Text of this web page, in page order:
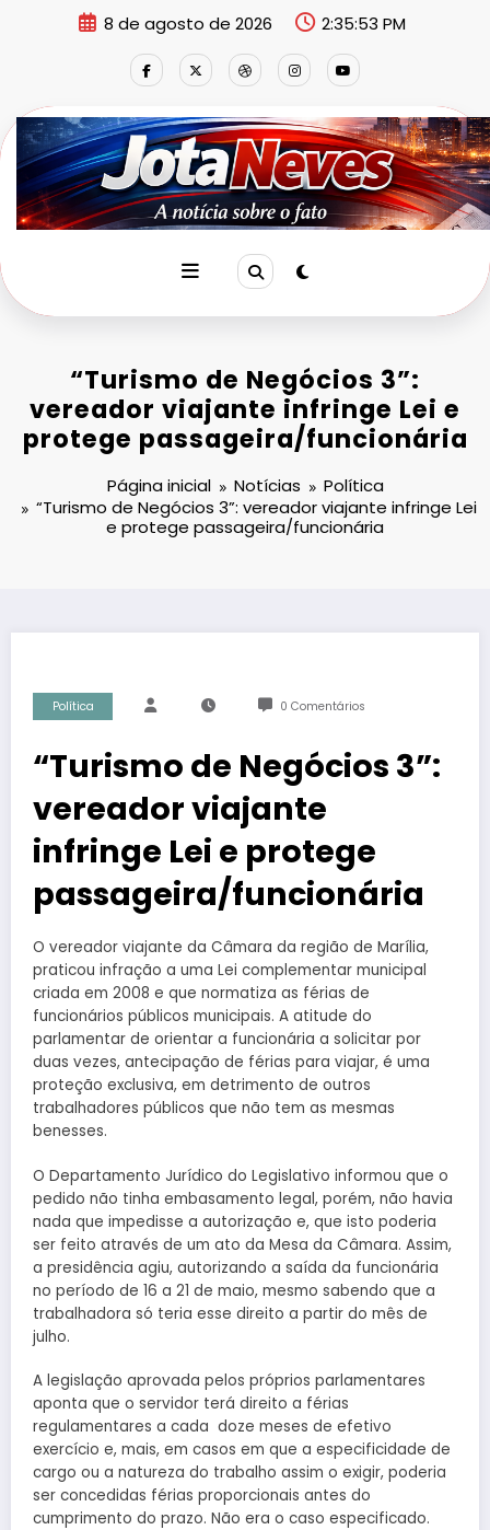
8 de agosto de 2026 2:35:53 PM
“Turismo de Negócios 3”:
vereador viajante infringe Lei e
protege passageira/funcionária
Página inicial Notícias
Política
“Turismo de Negócios 3”: vereador viajante infringe Lei
e protege passageira/funcionária
Política 0 Comentários
“Turismo de Negócios 3”:
vereador viajante
infringe Lei e protege
passageira/funcionária
O vereador viajante da Câmara da região de Marília,
praticou infração a uma Lei complementar municipal
criada em 2008 e que normatiza as férias de
funcionários públicos municipais. A atitude do
parlamentar de orientar a funcionária a solicitar por
duas vezes, antecipação de férias para viajar, é uma
proteção exclusiva, em detrimento de outros
trabalhadores públicos que não tem as mesmas
benesses.
O Departamento Jurídico do Legislativo informou que o
pedido não tinha embasamento legal, porém, não havia
nada que impedisse a autorização e, que isto poderia
ser feito através de um ato da Mesa da Câmara. Assim,
a presidência agiu, autorizando a saída da funcionária
no período de 16 a 21 de maio, mesmo sabendo que a
trabalhadora só teria esse direito a partir do mês de
julho.
A legislação aprovada pelos próprios parlamentares
aponta que o servidor terá direito a férias
regulamentares a cada doze meses de efetivo
exercício e, mais, em casos em que a especificidade de
cargo ou a natureza do trabalho assim o exigir, poderia
ser concedidas férias proporcionais antes do
cumprimento do prazo. Não era o caso especificado.